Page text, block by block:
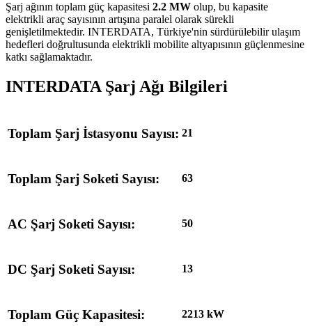
Şarj ağının toplam güç kapasitesi 2.2 MW olup, bu kapasite
elektrikli araç sayısının artışına paralel olarak sürekli
genişletilmektedir. INTERDATA, Türkiye'nin sürdürülebilir ulaşım
hedefleri doğrultusunda elektrikli mobilite altyapısının güçlenmesine
katkı sağlamaktadır.
INTERDATA Şarj Ağı Bilgileri
Toplam Şarj İstasyonu Sayısı: 21
Toplam Şarj Soketi Sayısı: 63
AC Şarj Soketi Sayısı: 50
DC Şarj Soketi Sayısı: 13
Toplam Güç Kapasitesi: 2213 kW